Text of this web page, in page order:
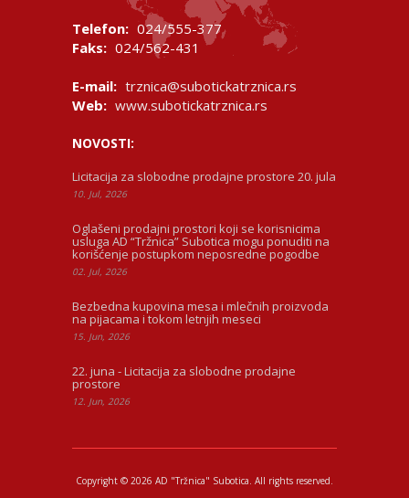
Telefon: 024/555-377
Faks: 024/562-431
E-mail: trznica@subotickatrznica.rs
Web: www.subotickatrznica.rs
NOVOSTI:
Licitacija za slobodne prodajne prostore 20. jula
10. Jul, 2026
Oglašeni prodajni prostori koji se korisnicima
usluga AD “Tržnica” Subotica mogu ponuditi na
korišćenje postupkom neposredne pogodbe
02. Jul, 2026
Bezbedna kupovina mesa i mlečnih proizvoda
na pijacama i tokom letnjih meseci
15. Jun, 2026
22. juna - Licitacija za slobodne prodajne
prostore
12. Jun, 2026
Copyright © 2026 AD "Tržnica" Subotica. All rights reserved.